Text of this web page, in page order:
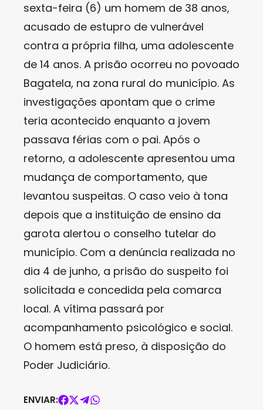
sexta-feira (6) um homem de 38 anos,
acusado de estupro de vulnerável
contra a própria filha, uma adolescente
de 14 anos. A prisão ocorreu no povoado
Bagatela, na zona rural do município. As
investigações apontam que o crime
teria acontecido enquanto a jovem
passava férias com o pai. Após o
retorno, a adolescente apresentou uma
mudança de comportamento, que
levantou suspeitas. O caso veio à tona
depois que a instituição de ensino da
garota alertou o conselho tutelar do
município. Com a denúncia realizada no
dia 4 de junho, a prisão do suspeito foi
solicitada e concedida pela comarca
local. A vítima passará por
acompanhamento psicológico e social.
O homem está preso, à disposição do
Poder Judiciário.
ENVIAR: